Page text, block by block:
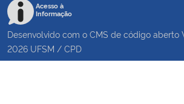
Acesso à
Informação
Desenvolvido com o CMS de código aberto
2026 UFSM / CPD